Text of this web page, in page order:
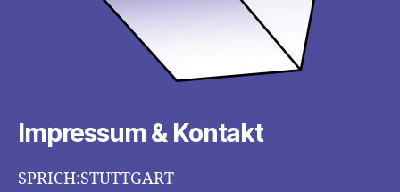
Impressum & Kontakt
SPRICH:STUTTGART